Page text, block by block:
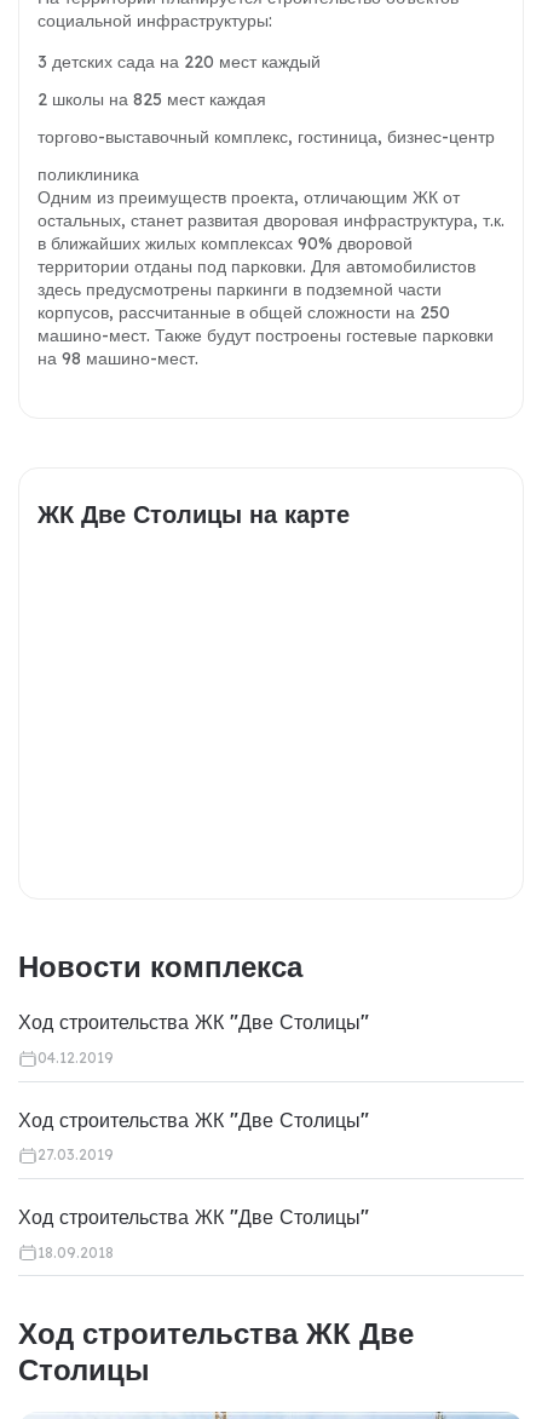
социальной инфраструктуры:
3 детских сада на 220 мест каждый
2 школы на 825 мест каждая
торгово-выставочный комплекс, гостиница, бизнес-центр
поликлиника
Одним из преимуществ проекта, отличающим ЖК от
остальных, станет развитая дворовая инфраструктура, т.к.
в ближайших жилых комплексах 90% дворовой
территории отданы под парковки. Для автомобилистов
здесь предусмотрены паркинги в подземной части
корпусов, рассчитанные в общей сложности на 250
машино-мест. Также будут построены гостевые парковки
на 98 машино-мест.
ЖК Две Столицы на карте
Новости комплекса
Ход строительства ЖК "Две Столицы"
04.12.2019
Ход строительства ЖК "Две Столицы"
27.03.2019
Ход строительства ЖК "Две Столицы"
18.09.2018
Ход строительства ЖК Две
Столицы